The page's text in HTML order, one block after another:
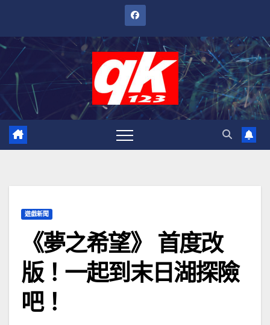
內
遊戲新聞
《夢之希望》 首度改
版！一起到末日湖探險
吧！